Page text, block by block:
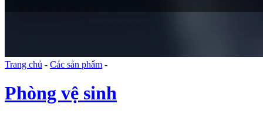
Trang chủ - Các sản phẩm -
Phòng vệ sinh